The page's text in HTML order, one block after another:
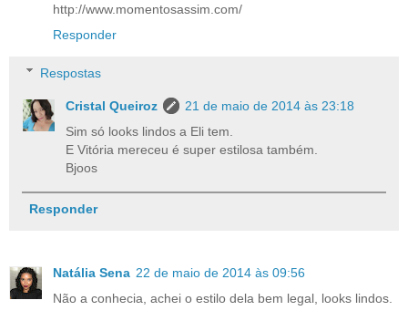
http://www.momentosassim.com/
Responder
Respostas
Cristal Queiroz
21 de maio de 2014 às 23:18
Sim só looks lindos a Eli tem.
E Vitória mereceu é super estilosa também.
Bjoos
Responder
Natália Sena 22 de maio de 2014 às 09:56
Não a conhecia, achei o estilo dela bem legal, looks lindos.